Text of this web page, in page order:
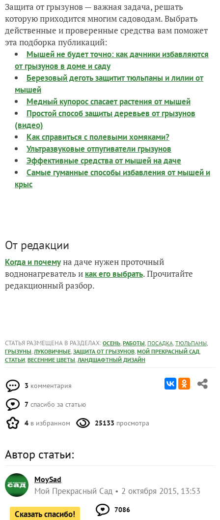
Защита от грызунов — важная задача, решать
которую приходится многим садоводам. Выбрать
действенные и проверенные средства вам поможет
эта подборка публикаций:
Мышей не будет точно: как дачники избавляются
от грызунов в доме и саду
Березовый деготь защитит тюльпаны и лилии от
мышей
Медный купорос спасает растения от мышей
Простой способ защиты деревьев от грызунов
(видео)
Как справиться с полевыми хомяками?
Ультразвуковые отпугиватели грызунов
Эффективные средства от мышей на даче
Самые гуманные способы избавления от мышей и
крыс
От редакции
Когда и почемуна даче нужен проточный
воднонагреватель и как его выбрать. Прочитайте
редакционный разбор.
СТАТЬЯ РАЗМЕЩЕНА В РАЗДЕЛАХ: ОСЕНЬ, РАБОТЫ, ПОСАДКА, ТЮЛЬПАНЫ,
ГРЫЗУНЫ, ЛУКОВИЧНЫЕ, ЗАЩИТА ОТ ГРЫЗУНОВ, МОЙ ПРЕКРАСНЫЙ САД,
СТАТЬИ, ВЕСЕННИЕ ЦВЕТЫ, ЛАНДШАФТНЫЙ ДИЗАЙН
3 комментария
7 спасибо за статью
4 в избранном 25133 просмотра
Автор статьи:
MoySad
Мой Прекрасный Сад 2 октября 2015, 13:53
Сказать спасибо! 7086